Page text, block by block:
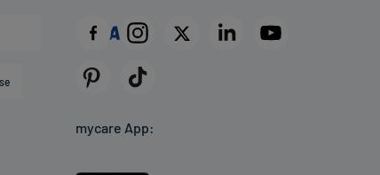
mycare App: